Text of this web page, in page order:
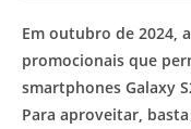
post:
Em outubro de 2024,
promocionais que
smartphones Galaxy
Para aproveitar,